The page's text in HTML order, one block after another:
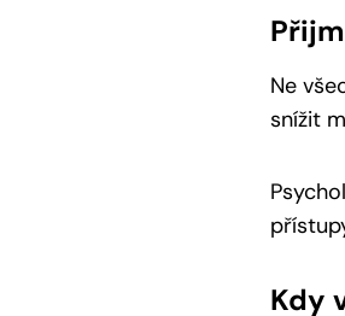
Ne
snížit
Kdy